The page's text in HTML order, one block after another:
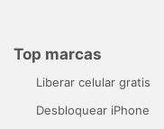
Top marcas
Liberar celular gratis
Desbloquear iPhone